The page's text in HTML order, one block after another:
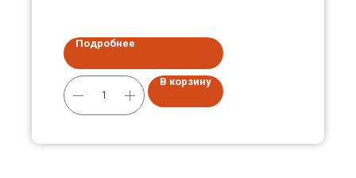
Подробнее
В корзину